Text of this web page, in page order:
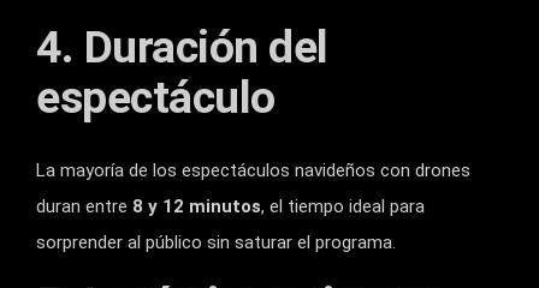
4. Duración del
espectáculo
La mayoría de los espectáculos navideños con drones
duran entre 8 y 12 minutos, el tiempo ideal para
sorprender al público sin saturar el programa.